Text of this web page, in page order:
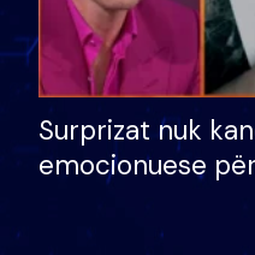
Surprizat nuk
emocionuese
nëna dhe
nuk i mban dot